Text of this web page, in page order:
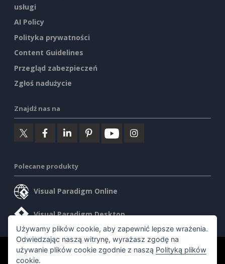
usługi
AI Policy
Polityka prywatności
Content Guidelines
Przegląd zabezpieczeń
Zgłoś nadużycie
Znajdź nas na
Polecane produkty
Visual Paradigm Online
Visual Paradigm Desktop
©2026 by Visual Paradigm. Wszelkie prawa zastrzeżone.
Używamy plików cookie, aby zapewnić lepsze wrażenia.
Odwiedzając naszą witrynę, wyrażasz zgodę na
używanie plików cookie zgodnie z naszą Polityką plików
cookie.